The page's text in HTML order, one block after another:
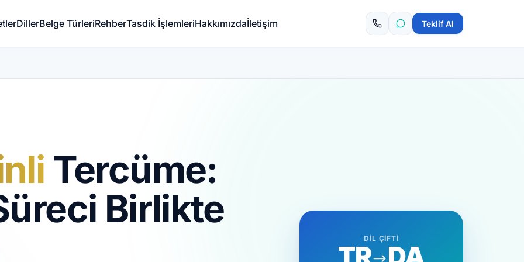
DillerBelge TürleriRehberTasdik İşlemleriHakkımızdaİletişim Teklif Al
Tercüme:
Birlikte
DIL ÇIFTI